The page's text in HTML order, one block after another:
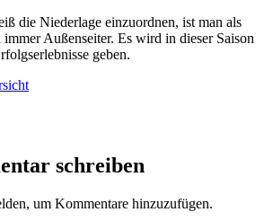
die Niederlage einzuordnen, ist man als
Außenseiter. Es wird in dieser Saison
geben.
schreiben
um Kommentare hinzuzufügen.